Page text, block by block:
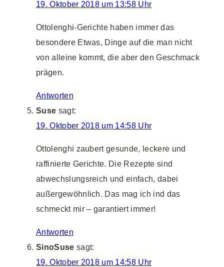
19. Oktober 2018 um 13:58 Uhr
Ottolenghi-Gerichte haben immer das
besondere Etwas, Dinge auf die man nicht
von alleine kommt, die aber den Geschmack
prägen.
Antworten
Suse sagt:
19. Oktober 2018 um 14:58 Uhr
Ottolenghi zaubert gesunde, leckere und
raffinierte Gerichte. Die Rezepte sind
abwechslungsreich und einfach, dabei
außergewöhnlich. Das mag ich ind das
schmeckt mir – garantiert immer!
Antworten
SinoSuse sagt:
19. Oktober 2018 um 14:58 Uhr